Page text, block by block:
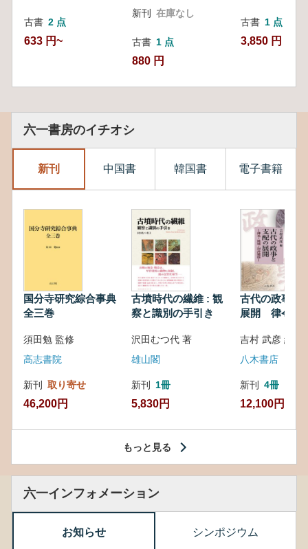
古書 2 点
633 円~
新刊 在庫なし
古書 1 点
880 円
古書 1 点
3,850 円
六一書房のイチオシ
新刊 中国書 韓国書 電子書籍
国分寺研究綜合事典
全三巻
須田勉 監修
高志書院
新刊 取り寄せ
46,200円
古墳時代の繊維 : 観
察と識別の手引き
沢田むつ代 著
雄山閣
新刊 1冊
5,830円
古代の政事と
展開 律令・
吉村 武彦 編集
八木書店
新刊 4冊
12,100円
もっと見る
六一インフォメーション
お知らせ シンポジウム